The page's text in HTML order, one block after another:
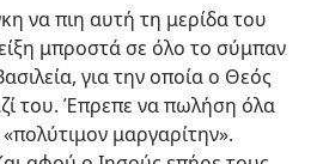
να πιη αυτή τη μερίδα του
μπροστά σε όλο το σύμπαν
για την οποία ο Θεός
του. Έπρεπε να πωλήση όλα
μαργαρίτην».